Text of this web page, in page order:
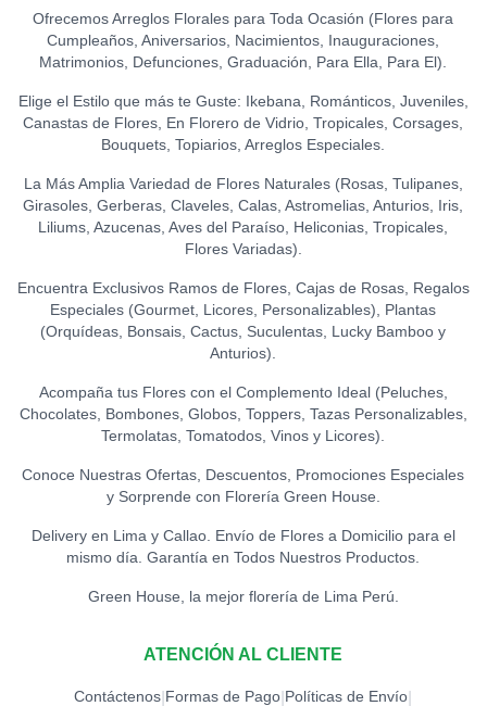
CHOCOLATE CON LECHE
(150 GR.)
S/ 21.50
0
LA IBÉRICA PASTILLAS DE
CHOCOLATE FONDANT
(150 GR.)
S/
21.50
0
Ofrecemos Arreglos Florales para Toda Ocasión (Flores para
Cumpleaños, Aniversarios, Nacimientos, Inauguraciones,
Matrimonios, Defunciones, Graduación, Para Ella, Para El).
Elige el Estilo que más te Guste: Ikebana, Románticos, Juveniles,
Canastas de Flores, En Florero de Vidrio, Tropicales, Corsages,
Bouquets, Topiarios, Arreglos Especiales.
La Más Amplia Variedad de Flores Naturales (Rosas, Tulipanes,
Girasoles, Gerberas, Claveles, Calas, Astromelias, Anturios, Iris,
Liliums, Azucenas, Aves del Paraíso, Heliconias, Tropicales,
Flores Variadas).
Encuentra Exclusivos Ramos de Flores, Cajas de Rosas, Regalos
Especiales (Gourmet, Licores, Personalizables), Plantas
(Orquídeas, Bonsais, Cactus, Suculentas, Lucky Bamboo y
Anturios).
Acompaña tus Flores con el Complemento Ideal (Peluches,
Chocolates, Bombones, Globos, Toppers, Tazas Personalizables,
Termolatas, Tomatodos, Vinos y Licores).
Conoce Nuestras Ofertas, Descuentos, Promociones Especiales
y Sorprende con Florería Green House.
Delivery en Lima y Callao. Envío de Flores a Domicilio para el
mismo día. Garantía en Todos Nuestros Productos.
Green House, la mejor florería de Lima Perú.
ATENCIÓN AL CLIENTE
Contáctenos Formas de Pago Políticas de Envío